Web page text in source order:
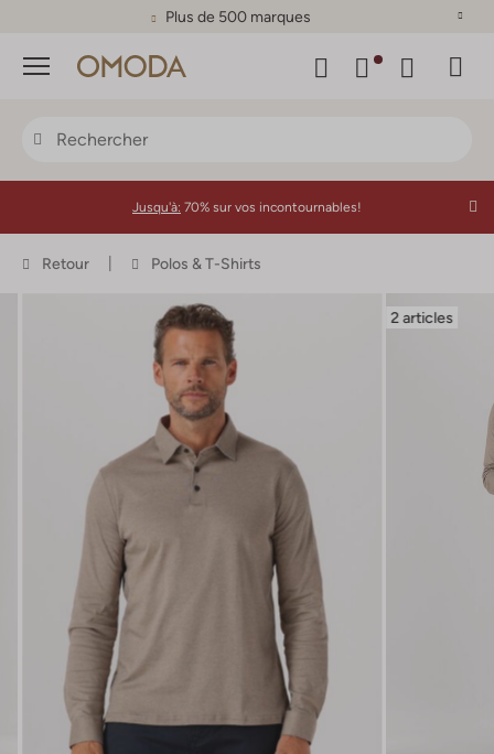
Plus de 500 marques
Menu
Jusqu'à: 70% sur vos incontournables!
Retour Polos & T-Shirts
2 articles